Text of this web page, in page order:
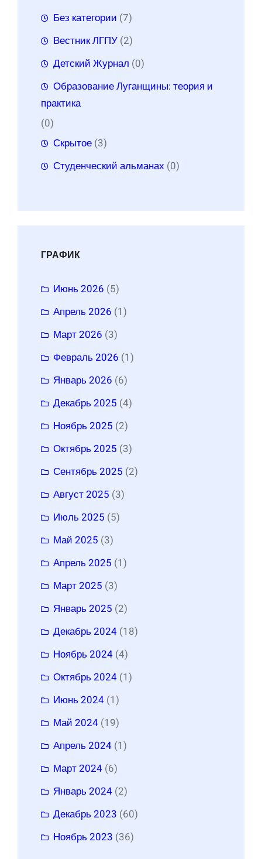
Без категории (7)
Вестник ЛГПУ (2)
Детский Журнал (0)
Образование Луганщины: теория и
практика
(0)
Скрытое (3)
Студенческий альманах (0)
ГРАФИК
Июнь 2026 (5)
Апрель 2026 (1)
Март 2026 (3)
Февраль 2026 (1)
Январь 2026 (6)
Декабрь 2025 (4)
Ноябрь 2025 (2)
Октябрь 2025 (3)
Сентябрь 2025 (2)
Август 2025 (3)
Июль 2025 (5)
Май 2025 (3)
Апрель 2025 (1)
Март 2025 (3)
Январь 2025 (2)
Декабрь 2024 (18)
Ноябрь 2024 (4)
Октябрь 2024 (1)
Июнь 2024 (1)
Май 2024 (19)
Апрель 2024 (1)
Март 2024 (6)
Январь 2024 (2)
Декабрь 2023 (60)
Ноябрь 2023 (36)